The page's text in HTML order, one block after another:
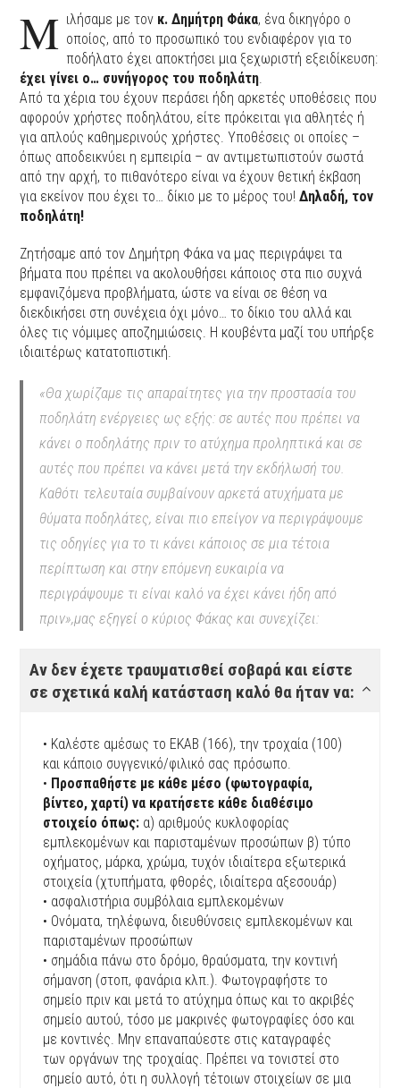
M ιλήσαμε με τον κ. Δημήτρη Φάκα, ένα δικηγόρο ο
οποίος, από το προσωπικό του ενδιαφέρον για το
ποδήλατο έχει αποκτήσει μια ξεχωριστή εξειδίκευση:
έχει γίνει ο… συνήγορος του ποδηλάτη
Από τα χέρια του έχουν περάσει ήδη αρκετές υποθέσεις που
αφορούν χρήστες ποδηλάτου, είτε πρόκειται για αθλητές ή
για απλούς καθημερινούς χρήστες. Υποθέσεις οι οποίες –
όπως αποδεικνύει η εμπειρία – αν αντιμετωπιστούν σωστά
από την αρχή, το πιθανότερο είναι να έχουν θετική έκβαση
για εκείνον που έχει το… δίκιο με το μέρος του!Δηλαδή, τον
ποδηλάτη!
Ζητήσαμε από τον Δημήτρη Φάκα να μας περιγράψει τα
βήματα που πρέπει να ακολουθήσει κάποιος στα πιο συχνά
εμφανιζόμενα προβλήματα, ώστε να είναι σε θέση να
διεκδικήσει στη συνέχεια όχι μόνο… το δίκιο του αλλά και
όλες τις νόμιμες αποζημιώσεις. Η κουβέντα μαζί του υπήρξε
ιδιαιτέρως κατατοπιστική.
«Θα χωρίζαμε τις απαραίτητες για την προστασία του
ποδηλάτη ενέργειες ως εξής: σε αυτές που πρέπει να
κάνει ο ποδηλάτης πριν το ατύχημα προληπτικά και σε
αυτές που πρέπει να κάνει μετά την εκδήλωσή του.
Καθότι τελευταία συμβαίνουν αρκετά ατυχήματα με
θύματα ποδηλάτες, είναι πιο επείγον να περιγράψουμε
τις οδηγίες για το τι κάνει κάποιος σε μια τέτοια
περίπτωση και στην επόμενη ευκαιρία να
περιγράψουμε τι είναι καλό να έχει κάνει ήδη από
πριν»,μας εξηγεί ο κύριος Φάκας και συνεχίζει:
Αν δεν έχετε τραυματισθεί σοβαρά και είστε
σε σχετικά καλή κατάσταση καλό θα ήταν να:
• Καλέστε αμέσως το ΕΚΑΒ (166), την τροχαία (100)
και κάποιο συγγενικό/φιλικό σας πρόσωπο.
• Προσπαθήστε με κάθε μέσο (φωτογραφία,
βίντεο, χαρτί) να κρατήσετε κάθε διαθέσιμο
στοιχείο όπως: α) αριθμούς κυκλοφορίας
εμπλεκομένων και παρισταμένων προσώπων β) τύπο
οχήματος, μάρκα, χρώμα, τυχόν ιδιαίτερα εξωτερικά
στοιχεία (χτυπήματα, φθορές, ιδιαίτερα αξεσουάρ)
• ασφαλιστήρια συμβόλαια εμπλεκομένων
• Oνόματα, τηλέφωνα, διευθύνσεις εμπλεκομένων και
παρισταμένων προσώπων
• σημάδια πάνω στο δρόμο, θραύσματα, την κοντινή
σήμανση (στοπ, φανάρια κλπ.). Φωτογραφήστε το
σημείο πριν και μετά το ατύχημα όπως και το ακριβές
σημείο αυτού, τόσο με μακρινές φωτογραφίες όσο και
με κοντινές. Μην επαναπαύεστε στις καταγραφές
των οργάνων της τροχαίας. Πρέπει να τονιστεί στο
σημείο αυτό, ότι η συλλογή τέτοιων στοιχείων σε μια